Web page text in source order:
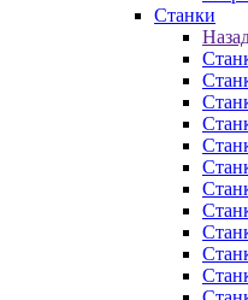
Станки